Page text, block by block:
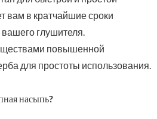
вам в кратчайшие сроки
глушителя.
повышенной
для простоты использования.
насыпь?